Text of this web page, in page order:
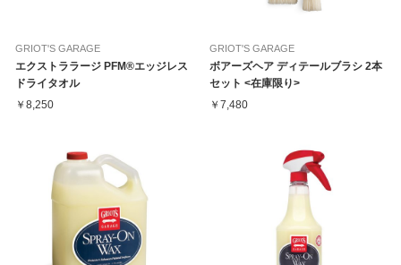
GRIOT'S GARAGE
エクストララージ PFM®エッジレス
ドライタオル
￥8,250
GRIOT'S GARAGE
ボアーズヘア ディテールブラシ 2本
セット <在庫限り>
￥7,480